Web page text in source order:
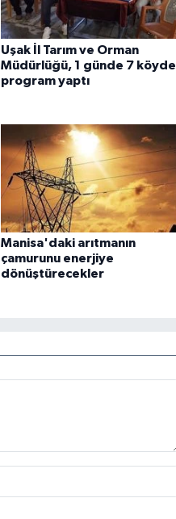
Uşak İl Tarım ve Orman
Müdürlüğü, 1 günde 7 köyde
program yaptı
Manisa'daki arıtmanın
çamurunu enerjiye
dönüştürecekler